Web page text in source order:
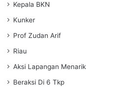
Kepala BKN
Kunker
Prof Zudan Arif
Riau
Aksi Lapangan Menarik
Beraksi Di 6 Tkp